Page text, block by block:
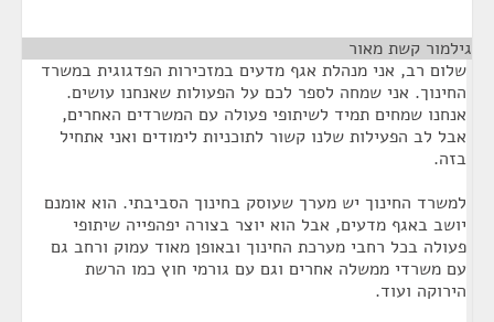
גילמור קשת מאור
שלום רב, אני מנהלת אגף מדעים במזכירות הפדגוגית במשרד
החינוך. אני שמחה לספר לכם על הפעולות שאנחנו עושים.
אנחנו שמחים תמיד לשיתופי פעולה עם המשרדים האחרים,
אבל לב הפעילות שלנו קשור לתוכניות לימודים ואני אתחיל
בזה.
למשרד החינוך יש מערך שעוסק בחינוך הסביבתי. הוא אומנם
יושב באגף מדעים, אבל הוא יוצר בצורה יפהפייה שיתופי
פעולה בכל רחבי מערכת החינוך ובאופן מאוד עמוק ורחב גם
עם משרדי ממשלה אחרים וגם עם גורמי חוץ כמו הרשת
הירוקה ועוד.